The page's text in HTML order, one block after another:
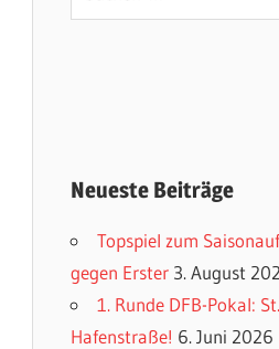
nach:
Neueste Beiträge
Topspiel zum
gegen Erster 3. August
1. Runde DFB-Pokal:
Hafenstraße! 6. Juni 2026